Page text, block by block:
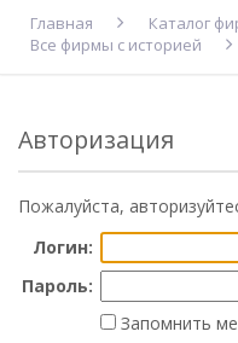
Главная
Каталог
Все фирмы с историей
Авторизация
Пожалуйста,
Логин:
Пароль:
Запомнить